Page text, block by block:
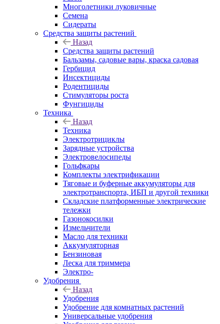
Многолетники луковичные
Семена
Сидераты
Средства защиты растений
Назад
Средства защиты растений
Бальзамы, садовые вары, краска садовая
Гербицид
Инсектициды
Родентициды
Стимуляторы роста
Фунгициды
Техника
Назад
Техника
Электротрициклы
Зарядные устройства
Электровелосипеды
Гольфкары
Комплекты электрификации
Тяговые и буферные аккумуляторы для
электротранспорта, ИБП и другой техники
Складские платформенные электрические
тележки
Газонокосилки
Измельчители
Масло для техники
Аккумуляторная
Бензиновая
Леска для триммера
Электро-
Удобрения
Назад
Удобрения
Удобрение для комнатных растений
Универсальные удобрения